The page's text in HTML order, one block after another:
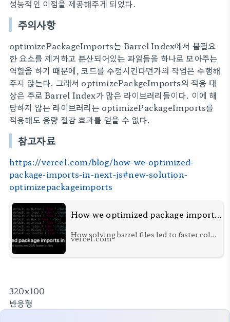
성능적인 이점을 제공해주게 되었다.
주의사항
optimizePackageImports는 Barrel Index에서 불필요
한 요소를 제거하고 분산되어있는 파일들을 하나로 모아주는
역할을 하기 때문에, 코드를 수정시킨다던가의 작업은 수행해
주지 않는다. 그래서 optimizePackgeImports의 적용 대
상은 주로 Barrel Index가 많은 라이브러리들이다. 이에 해
당하지 않는 라이브러리는 optimizePackageImports를
적용해도 용량 절감 효과를 얻을 수 없다.
참고자료
https://vercel.com/blog/how-we-optimized-
package-imports-in-next-js#new-solution-
optimizepackageimports
How we optimized package imports in Next.js – Vercel
How solving barrel files led to faster cold
boots and build times.
vercel.com
320x100
반응형